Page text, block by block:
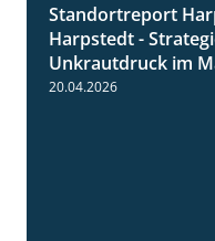
Standortreport
Harpstedt -
Unkrautdruck im
20.04.2026